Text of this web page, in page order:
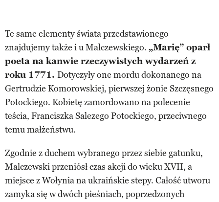
Te same elementy świata przedstawionego
znajdujemy także i u Malczewskiego. „Marię” oparł
poeta na kanwie rzeczywistych wydarzeń z
roku 1771. Dotyczyły one mordu dokonanego na
Gertrudzie Komorowskiej, pierwszej żonie Szczęsnego
Potockiego. Kobietę zamordowano na polecenie
teścia, Franciszka Salezego Potockiego, przeciwnego
temu małżeństwu.
Zgodnie z duchem wybranego przez siebie gatunku,
Malczewski przeniósł czas akcji do wieku XVII, a
miejsce z Wołynia na ukraińskie stepy. Całość utworu
zamyka się w dwóch pieśniach, poprzedzonych